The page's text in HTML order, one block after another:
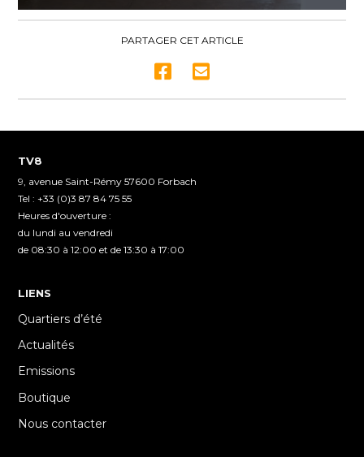
PARTAGER CET ARTICLE
TV8
9, avenue Saint-Rémy 57600 Forbach
Tel : +33 (0)3 87 84 75 55
Heures d'ouverture :
du lundi au vendredi
de 08:30 à 12:00 et de 13:30 à 17:00
LIENS
Quartiers d’été
Actualités
Emissions
Boutique
Nous contacter